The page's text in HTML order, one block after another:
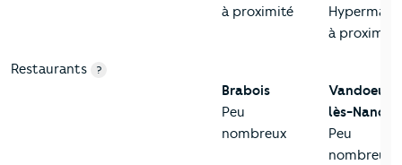
à proximité
à proximité
Restaurants ?
Brabois
Peu
nombreux
lès-Nancy
Peu
nombreux